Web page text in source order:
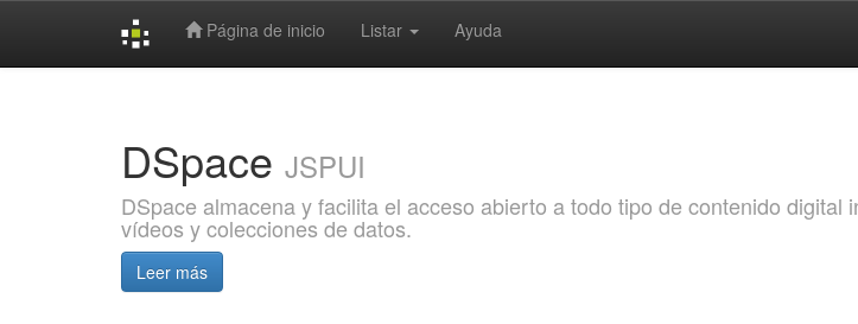
Página de inicio Listar Ayuda
DSpace JSPUI
DSpace almacena y facilita el acceso abierto a todo tipo de contenido digital
vídeos y colecciones de datos.
Leer más